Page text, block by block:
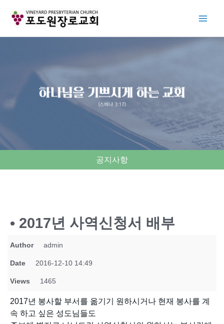
공지사항
• 2017년 사역신청서 배부
Author admin
Date 2016-12-10 14:49
Views 1465
2017년 봉사할 부서를 옮기기 원하시거나 현재 봉사를 계
속 하고 싶은 성도님들도